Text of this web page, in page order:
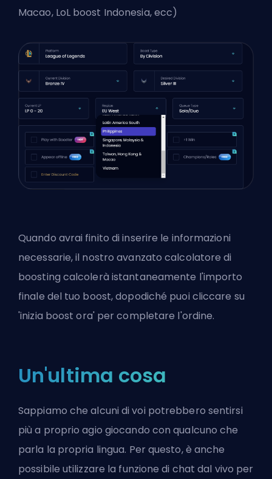
Macao, LoL boost Indonesia, ecc)
Quando avrai finito di inserire le informazioni
necessarie, il nostro avanzato calcolatore di
boosting calcolerà istantaneamente l'importo
finale del tuo boost, dopodiché puoi cliccare su
'inizia boost ora' per completare l'ordine.
Un'ultima cosa
Sappiamo che alcuni di voi potrebbero sentirsi
più a proprio agio giocando con qualcuno che
parla la propria lingua. Per questo, è anche
possibile utilizzare la funzione di chat dal vivo per